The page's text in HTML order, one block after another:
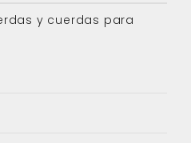
y cuerdas para